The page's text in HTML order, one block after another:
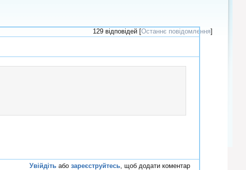
129 відповідей [Останнє повідомлення]
Увійдіть або зареєструйтесь , щоб додати коментар